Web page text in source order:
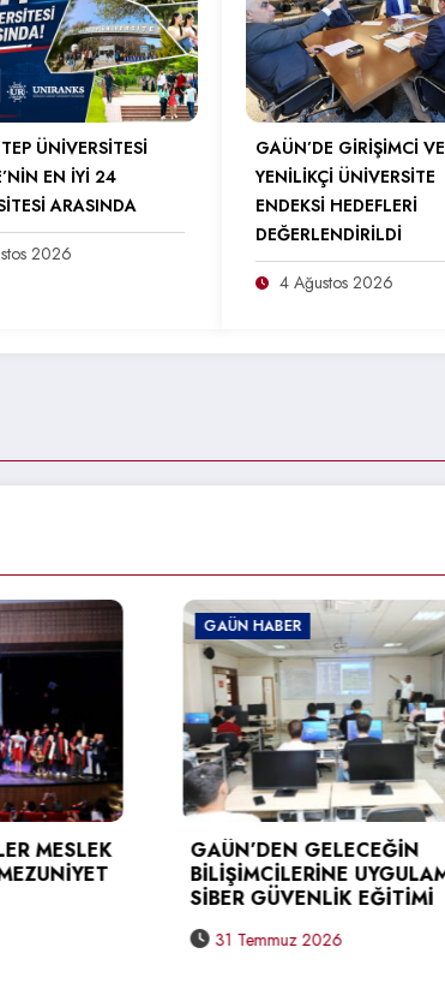
ÜNİVERSİTESİ
EN İYİ 24
ARASINDA
2026
GAÜN’DE GİRİŞİMCİ VE
YENİLİKÇİ ÜNİVERSİTE
ENDEKSİ HEDEFLERİ
DEĞERLENDİRİLDİ
4 Ağustos 2026
GAÜN HABER
GAÜN’DEN GELECEĞİN
BİLİŞİMCİLERİNE UYGULAMALI
SİBER GÜVENLİK EĞİTİMİ
31 Temmuz 2026